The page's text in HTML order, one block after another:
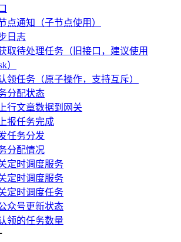
点通知（子节点使用）
日志
取待处理任务（旧接口，建议使用
）
领任务（原子操作，支持互斥）
分配状态
行文章数据到网关
报任务完成
任务分发
分配情况
定时调度服务
定时调度服务
定时调度任务
众号更新状态
领的任务数量